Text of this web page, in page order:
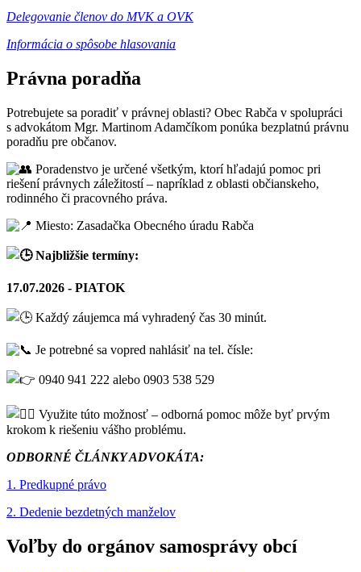
Delegovanie členov do MVK a OVK
Informácia o spôsobe hlasovania
Právna poradňa
Potrebujete sa poradiť v právnej oblasti? Obec Rabča v spolupráci
s advokátom Mgr. Martinom Adamčíkom ponúka bezplatnú právnu
poradňu pre občanov.
Poradenstvo je určené všetkým, ktorí hľadajú pomoc pri
riešení právnych záležitostí – napríklad z oblasti občianskeho,
rodinného či pracovného práva.
Miesto: Zasadačka Obecného úradu Rabča
Najbližšie termíny:
17.07.2026 - PIATOK
Každý záujemca má vyhradený čas 30 minút.
Je potrebné sa vopred nahlásiť na tel. čísle:
0940 941 222 alebo 0903 538 529
Využite túto možnosť – odborná pomoc môže byť prvým
krokom k riešeniu vášho problému.
ODBORNÉ ČLÁNKY ADVOKÁTA:
1. Predkupné právo
2. Dedenie bezdetných manželov
Voľby do orgánov samosprávy obcí